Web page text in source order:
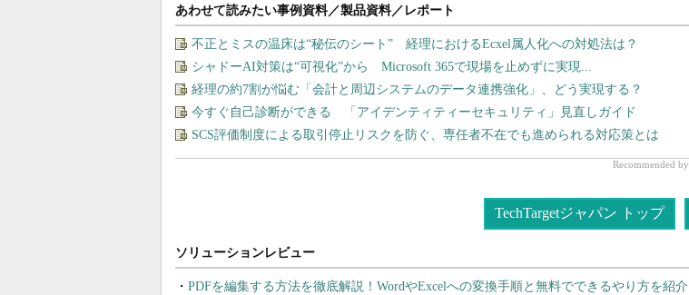
あわせて読みたい事例資料／製品資料／レポート
不正とミスの温床は“秘伝のシート” 経理におけるEcxel属人化への対処法は？
シャドーAI対策は“可視化”から Microsoft 365で現場を止めずに実現...
経理の約7割が悩む「会計と周辺システムのデータ連携強化」、どう実現する？
今すぐ自己診断ができる 「アイデンティティーセキュリティ」見直しガイド
SCS評価制度による取引停止リスクを防ぐ、専任者不在でも進められる対応策とは
Recommended by
TechTargetジャパン トップ
PDFを編集する方法を徹底解説！WordやExcelへの変換手順と無料でできるやり方を紹介